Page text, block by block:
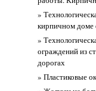
»
кирпичном доме
»
ограждений из
дорогах
» Пластиковые